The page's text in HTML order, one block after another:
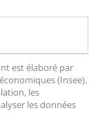
est élaboré par
(Insee).
les
les données